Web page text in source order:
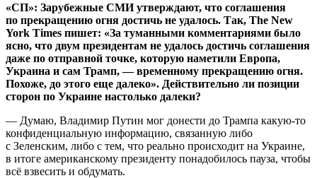
«СП»: Зарубежные СМИ утверждают, что соглашения
по прекращению огня достичь не удалось. Так, The New
York Times пишет: «За туманными комментариями было
ясно, что двум президентам не удалось достичь соглашения
даже по отправной точке, которую наметили Европа,
Украина и сам Трамп, — временному прекращению огня.
Похоже, до этого еще далеко». Действительно ли позиции
сторон по Украине настолько далеки?
— Думаю, Владимир Путин мог донести до Трампа какую-то
конфиденциальную информацию, связанную либо
с Зеленским, либо с тем, что реально происходит на Украине,
в итоге американскому президенту понадобилось пауза, чтобы
всё взвесить и обдумать.